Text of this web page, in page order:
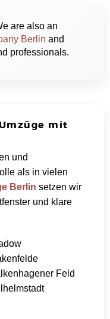
are also an
Berlin and
professionals.
mit
und
als in vielen
Berlin setzen wir
und klare
Feld